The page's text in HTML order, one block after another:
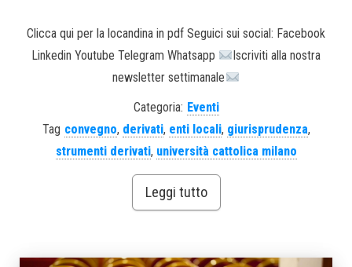
Clicca qui per la locandina in pdf Seguici sui social: Facebook
Linkedin Youtube Telegram Whatsapp
Iscriviti alla nostra
newsletter settimanale
Categoria: Eventi
Tag convegno, derivati, enti locali, giurisprudenza,
strumenti derivati, università cattolica milano
Leggi tutto